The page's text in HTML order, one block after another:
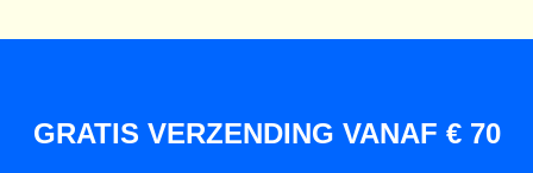
GRATIS VERZENDING VANAF € 70